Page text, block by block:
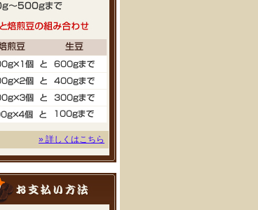
» 詳しくはこちら